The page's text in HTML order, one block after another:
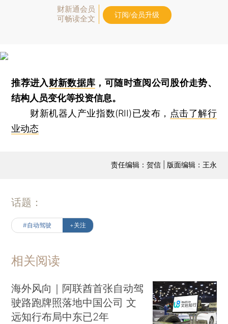
财新通会员
可畅读全文
订阅/会员升级
推荐进入财新数据库 ，可随时查阅公司股价走势、
结构人员变化等投资信息。
财新机器人产业指数(RII)已发布， 点击了解行
业动态
责任编辑：贺信 | 版面编辑：王永
话题：
#自动驾驶 +关注
相关阅读
海外风向｜阿联酋首张自动驾
驶路跑牌照落地中国公司 文
远知行布局中东已2年